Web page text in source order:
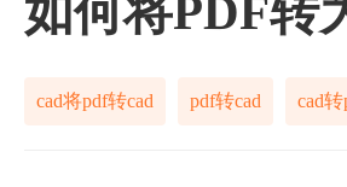
如何将PDF转
cad将pdf转cad pdf转cad cad